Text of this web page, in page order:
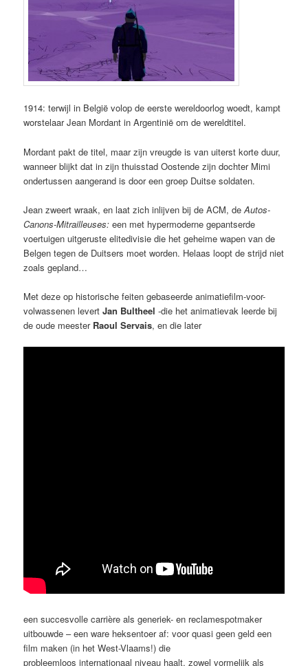
1914: terwijl in België volop de eerste wereldoorlog woedt, kampt
worstelaar Jean Mordant in Argentinië om de wereldtitel.
Mordant pakt de titel, maar zijn vreugde is van uiterst korte duur,
wanneer blijkt dat in zijn thuisstad Oostende zijn dochter Mimi
ondertussen aangerand is door een groep Duitse soldaten.
Jean zweert wraak, en laat zich inlijven bij de ACM, deAutos-
Canons-Mitrailleuses: een met hypermoderne gepantserde
voertuigen uitgeruste elitedivisie die het geheime wapen van de
Belgen tegen de Duitsers moet worden. Helaas loopt de strijd niet
zoals gepland…
Met deze op historische feiten gebaseerde animatiefilm-voor-
volwassenen levertJan Bultheel -die het animatievak leerde bij
de oude meester Raoul Servais, en die later
een succesvolle carrière als generiek- en reclamespotmaker
uitbouwde – een ware heksentoer af: voor quasi geen geld een
film maken (in het West-Vlaams!) die
probleemloos internationaal niveau haalt, zowel vormelijk als